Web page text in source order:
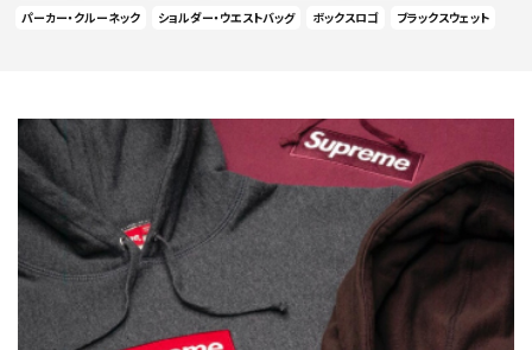
パーカー・クルーネック
ショルダー・ウエストバッグ ボックスロゴ ブラックスウェット